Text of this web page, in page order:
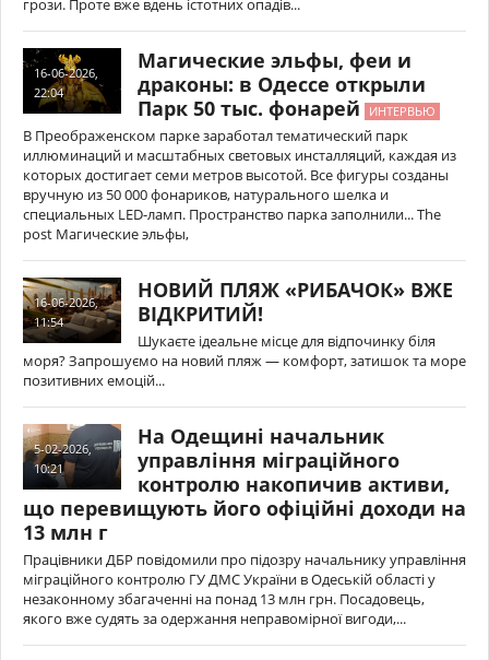
грози. Проте вже вдень істотних опадів...
16-06-2026,
22:04
Магические эльфы, феи и
драконы: в Одессе открыли
Парк 50 тыс. фонарей
ИНТЕРВЬЮ
В Преображенском парке заработал тематический парк
иллюминаций и масштабных световых инсталляций, каждая из
которых достигает семи метров высотой. Все фигуры созданы
вручную из 50 000 фонариков, натурального шелка и
специальных LED-ламп. Пространство парка заполнили... The
post Магические эльфы,
16-06-2026,
11:54
НОВИЙ ПЛЯЖ «РИБАЧОК» ВЖЕ
ВІДКРИТИЙ!
Шукаєте ідеальне місце для відпочинку біля
моря? Запрошуємо на новий пляж — комфорт, затишок та море
позитивних емоцій...
5-02-2026,
10:21
На Одещині начальник
управління міграційного
контролю накопичив активи,
що перевищують його офіційні доходи на
13 млн г
Працівники ДБР повідомили про підозру начальнику управління
міграційного контролю ГУ ДМС України в Одеській області у
незаконному збагаченні на понад 13 млн грн. Посадовець,
якого вже судять за одержання неправомірної вигоди,...